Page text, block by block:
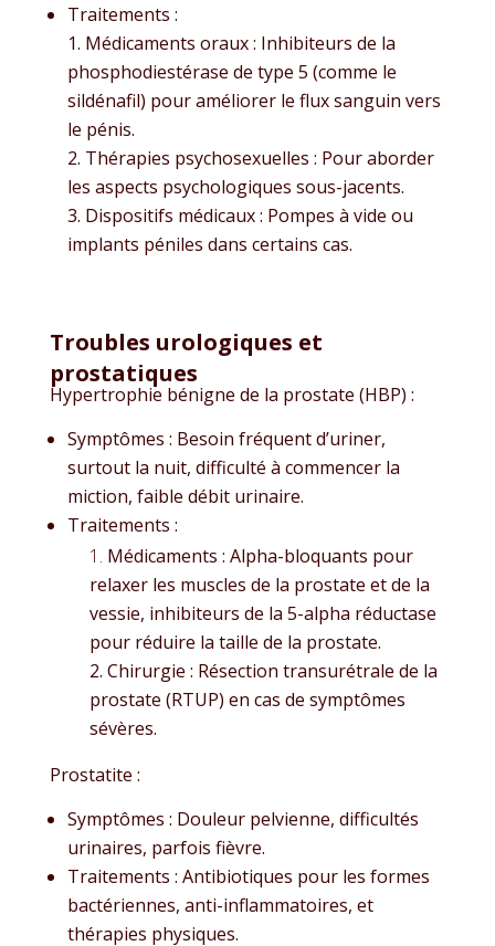
Traitements :
Médicaments oraux : Inhibiteurs de la
phosphodiestérase de type 5 (comme le
sildénafil) pour améliorer le flux sanguin vers
le pénis.
Thérapies psychosexuelles : Pour aborder
les aspects psychologiques sous-jacents.
Dispositifs médicaux : Pompes à vide ou
implants péniles dans certains cas.
Troubles urologiques et
prostatiques
Hypertrophie bénigne de la prostate (HBP) :
Symptômes : Besoin fréquent d’uriner,
surtout la nuit, difficulté à commencer la
miction, faible débit urinaire.
Traitements :
Médicaments : Alpha-bloquants pour
relaxer les muscles de la prostate et de la
vessie, inhibiteurs de la 5-alpha réductase
pour réduire la taille de la prostate.
Chirurgie : Résection transurétrale de la
prostate (RTUP) en cas de symptômes
sévères.
Prostatite :
Symptômes : Douleur pelvienne, difficultés
urinaires, parfois fièvre.
Traitements : Antibiotiques pour les formes
bactériennes, anti-inflammatoires, et
thérapies physiques.